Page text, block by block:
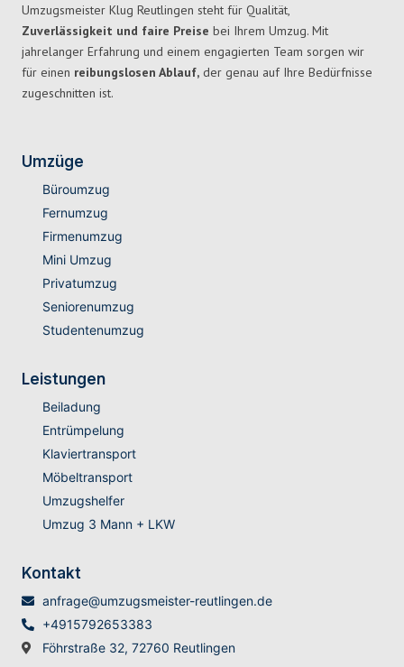
Umzugsmeister Klug Reutlingen steht für Qualität,
Zuverlässigkeit und faire Preise bei Ihrem Umzug. Mit
jahrelanger Erfahrung und einem engagierten Team sorgen wir
für einen reibungslosen Ablauf, der genau auf Ihre Bedürfnisse
zugeschnitten ist.
Umzüge
Büroumzug
Fernumzug
Firmenumzug
Mini Umzug
Privatumzug
Seniorenumzug
Studentenumzug
Leistungen
Beiladung
Entrümpelung
Klaviertransport
Möbeltransport
Umzugshelfer
Umzug 3 Mann + LKW
Kontakt
anfrage@umzugsmeister-reutlingen.de
+4915792653383
Föhrstraße 32, 72760 Reutlingen